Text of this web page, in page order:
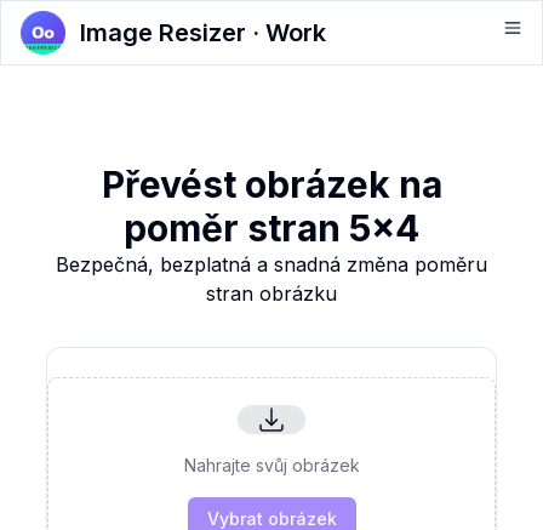
Image Resizer · Work
Převést obrázek na
poměr stran 5x4
Bezpečná, bezplatná a snadná změna poměru
stran obrázku
Nahrajte svůj obrázek
Vybrat obrázek